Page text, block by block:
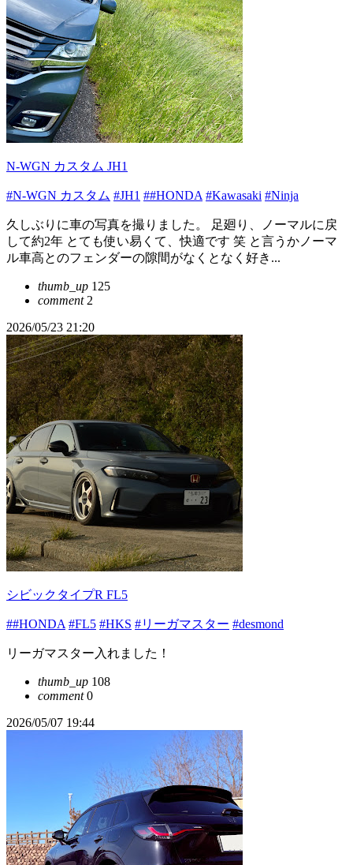
N-WGN カスタム JH1
#N-WGN カスタム #JH1 ##HONDA #Kawasaki #Ninja
久しぶりに車の写真を撮りました。 足廻り、ノーマルに戻
して約2年 とても使い易くて、快適です 笑 と言うかノーマ
ル車高とのフェンダーの隙間がなくとなく好き...
thumb_up 125
comment2
2026/05/23 21:20
シビックタイプR FL5
##HONDA #FL5 #HKS #リーガマスター #desmond
リーガマスター入れました！
thumb_up 108
comment0
2026/05/07 19:44